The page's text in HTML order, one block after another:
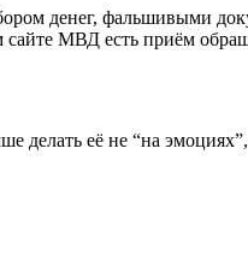
денег, фальшивыми
сайте МВД есть приём
делать её не “на